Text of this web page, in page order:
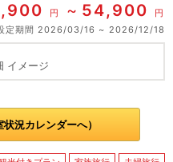
円 54,900
円
定期間 2026/03/16 2026/12/18
イメージ
況カレンダーへ）